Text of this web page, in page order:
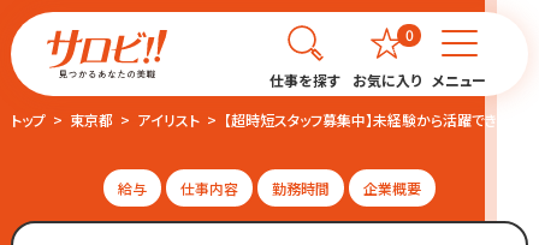
仕事を探す お気に入り
0
メニュー
トップ
東京都 アイリスト 【超時短スタッフ募集中】未経験から活躍できるアイ
給与 仕事内容 勤務時間 企業概要